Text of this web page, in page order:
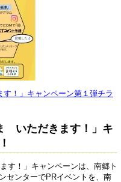
！」キャンペーン第１弾チラ
いただきます！」キ
！」キャンペーンは、南郷ト
センターでPRイベントを、南